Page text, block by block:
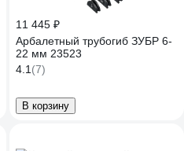
11 445 ₽
Арбалетный трубогиб ЗУБР 6-
22 мм 23523
4.1 (7)
В корзину